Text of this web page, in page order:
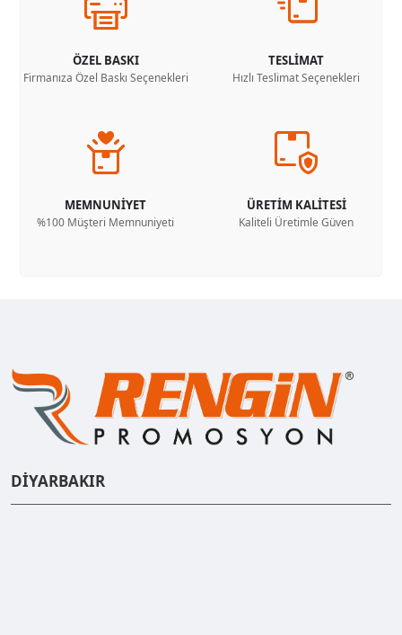
ÖZEL BASKI
Firmanıza Özel Baskı Seçenekleri
TESLİMAT
Hızlı Teslimat Seçenekleri
MEMNUNİYET
%100 Müşteri Memnuniyeti
ÜRETİM KALİTESİ
Kaliteli Üretimle Güven
DİYARBAKIR